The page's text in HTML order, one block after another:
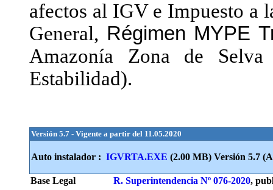
afectos al IGV e Impuesto a
General, Régimen MYPE
Amazonía Zona de
Estabilidad).
Versión 5.7 - Vigente a partir del 11.05.2020
Auto instalador : IGVRTA.EXE (2.00 MB) Versión 5.7
Base Legal R. Superintendencia Nº 076-2020,